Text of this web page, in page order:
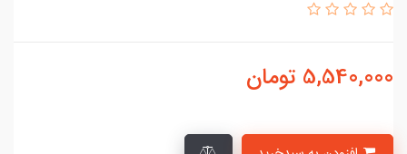
5,540,000 تومان